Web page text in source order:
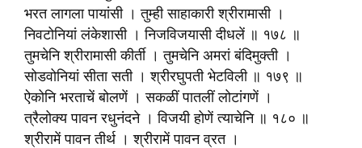
भरत लागला पायांसी । तुम्ही साहाकारी श्रीरामासी ।
निवटोनियां लंकेशासी । निजविजयासी दीधलें ॥ १७८ ॥
तुमचेनि श्रीरामासी कीर्ती । तुमचेनि अमरां बंदिमुक्ती ।
सोडवोनियां सीता सती । श्रीरघुपती भेटविली ॥ १७९ ॥
ऐकोनि भरताचें बोलणें । सकळीं पातलीं लोटांगणें ।
त्रैलोक्य पावन रधुनंदने । विजयी होणें त्याचेनि ॥ १८० ॥
श्रीरामें पावन तीर्थ । श्रीरामें पावन व्रत ।